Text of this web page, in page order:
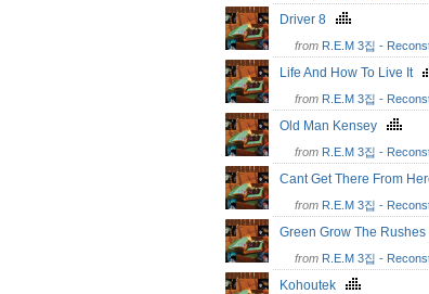
Driver 8
from R.E.M 3집 -
Life And How To Live It
from R.E.M 3집 -
Old Man Kensey
from R.E.M 3집 -
Cant Get There From
from R.E.M 3집 -
Green Grow The Rushes
from R.E.M 3집 -
Kohoutek